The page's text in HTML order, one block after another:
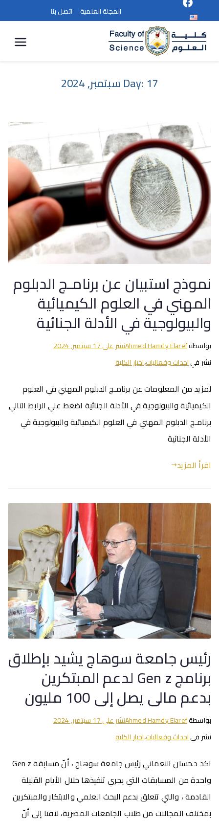
المجلة العلمية اتصل بنا
العلوم Day: 17 سبتمبر, 2024
نموذج استبيان عن برنامـج الدبلوم
المهني في العلوم الكيميائية
والبيولوجية في الأدلة الجنائية
بواسطةAhmed Hamdy Elarefنشر على17 سبتمبر, 2024
نشر فياحداث وفعاليات،اخبار الكلية
لمزيد من المعلومات عن برنامـج الدبلوم المهني في العلوم
الكيميائية والبيولوجية في الأدلة الجنائية اضغط علي الرابط التالي
برنامـج الدبلوم المهني في العلوم الكيميائية والبيولوجية في
الأدلة الجنائية
اقرأ المزيد
رئيس جامعة سوهاج يشيد بإطلاق
برنامج Gen z لدعم المبتكرين
بدعم مالى يصل إلى 100 مليون
بواسطةAhmed Hamdy Elarefنشر على17 سبتمبر, 2024
نشر فياحداث وفعاليات،اخبار الكلية
اكد د.حسان النعماني رئيس جامعة سوهاج ، أنّ مسابقة Gen z
واحدة من المسابقات التي يجري تنفيذها خلال الأيام القليلة
القادمة ، والتي تتعلق بدعم البحث العلمي والابتكار والمبتكرين
بمختلف المجالات من طلاب الجامعات المصرية، لافتا إلى أنّ